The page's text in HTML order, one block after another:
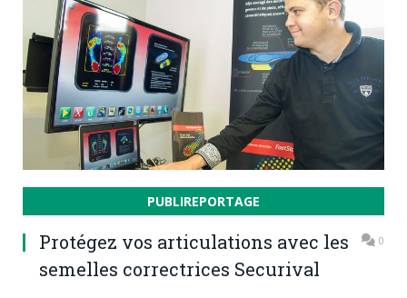
PUBLIREPORTAGE
Protégez vos articulations avec les
semelles correctrices Securival
0